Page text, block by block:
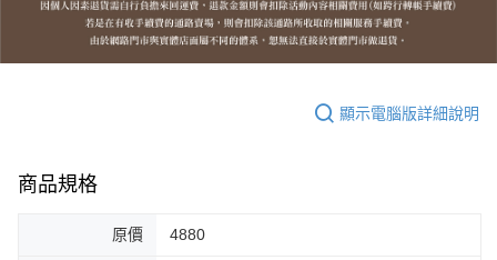
顯示電腦版詳細說明
商品規格
原價 4880